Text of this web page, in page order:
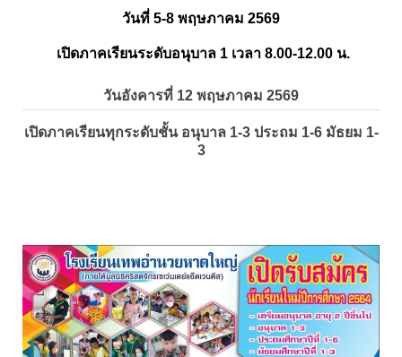
วันที่ 5-8 พฤษภาคม 2569
เปิดภาคเรียนระดับอนุบาล 1 เวลา 8.00-12.00 น.
วันอังคารที่ 12 พฤษภาคม 2569
เปิดภาคเรียนทุกระดับชั้น อนุบาล 1-3 ประถม 1-6 มัธยม 1-
3